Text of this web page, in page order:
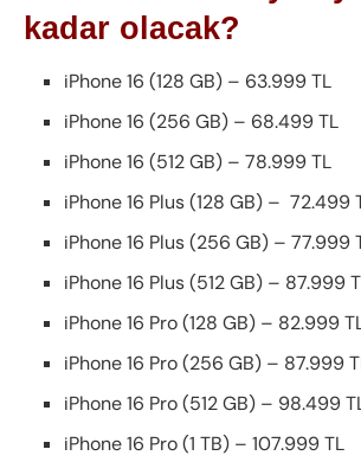
kadar olacak?
iPhone 16 (128 GB) – 63.999 TL
iPhone 16 (256 GB) – 68.499 TL
iPhone 16 (512 GB) – 78.999 TL
iPhone 16 Plus (128 GB) – 72.499
iPhone 16 Plus (256 GB) – 77.999
iPhone 16 Plus (512 GB) – 87.999
iPhone 16 Pro (128 GB) – 82.999
iPhone 16 Pro (256 GB) – 87.999
iPhone 16 Pro (512 GB) – 98.499
iPhone 16 Pro (1 TB) – 107.999 TL